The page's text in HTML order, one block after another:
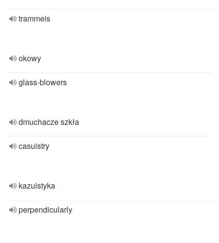
trammels
okowy
glass-blowers
dmuchacze szkła
casuistry
kazuistyka
perpendicularly